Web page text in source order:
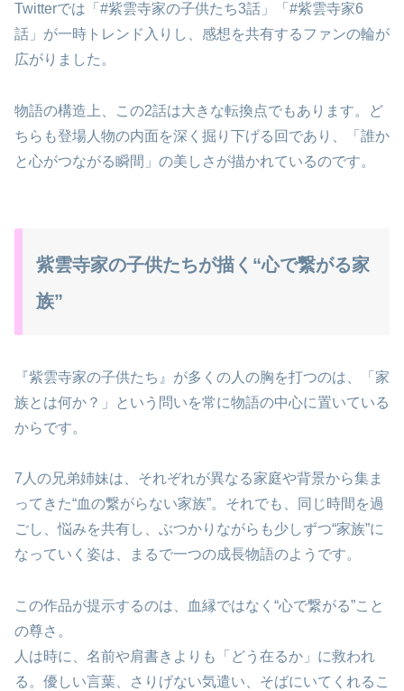
Twitterでは「#紫雲寺家の子供たち3話」「#紫雲寺家6
話」が一時トレンド入りし、感想を共有するファンの輪が
広がりました。
物語の構造上、この2話は大きな転換点でもあります。ど
ちらも登場人物の内面を深く掘り下げる回であり、「誰か
と心がつながる瞬間」の美しさが描かれているのです。
紫雲寺家の子供たちが描く“心で繋がる家
族”
『紫雲寺家の子供たち』が多くの人の胸を打つのは、「家
族とは何か？」という問いを常に物語の中心に置いている
からです。
7人の兄弟姉妹は、それぞれが異なる家庭や背景から集ま
ってきた“血の繋がらない家族”。それでも、同じ時間を過
ごし、悩みを共有し、ぶつかりながらも少しずつ“家族”に
なっていく姿は、まるで一つの成長物語のようです。
この作品が提示するのは、血縁ではなく“心で繋がる”こと
の尊さ。
人は時に、名前や肩書きよりも「どう在るか」に救われ
る。優しい言葉、さりげない気遣い、そばにいてくれるこ